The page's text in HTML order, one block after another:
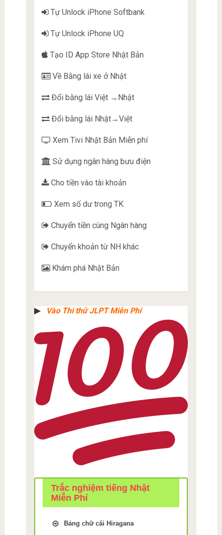
Tự Unlock iPhone Softbank
Tự Unlock iPhone UQ
Tạo ID App Store Nhật Bản
Về Bằng lái xe ở Nhật
Đổi bằng lái Việt →Nhật
Đổi bằng lái Nhật→Việt
Xem Tivi Nhật Bản Miễn phí
Sử dụng ngân hàng bưu điện
Cho tiền vào tài khoản
Xem số dư trong TK
Chuyển tiền cùng Ngân hàng
Chuyển khoản từ NH khác
Khám phá Nhật Bản
▶︎ Vào Thi thử JLPT Miễn Phí
Trắc nghiệm tiếng Nhật
Miễn Phí
Bảng chữ cái Hiragana